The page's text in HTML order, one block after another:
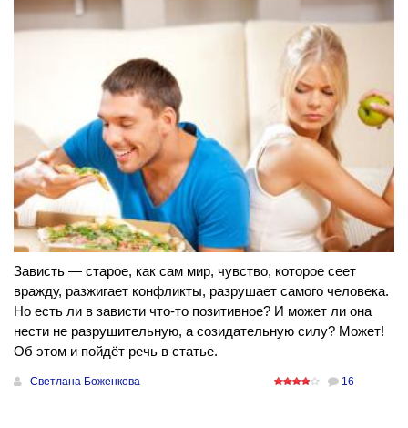
Зависть — старое, как сам мир, чувство, которое сеет
вражду, разжигает конфликты, разрушает самого человека.
Но есть ли в зависти что-то позитивное? И может ли она
нести не разрушительную, а созидательную силу? Может!
Об этом и пойдёт речь в статье.
Светлана Боженкова 16